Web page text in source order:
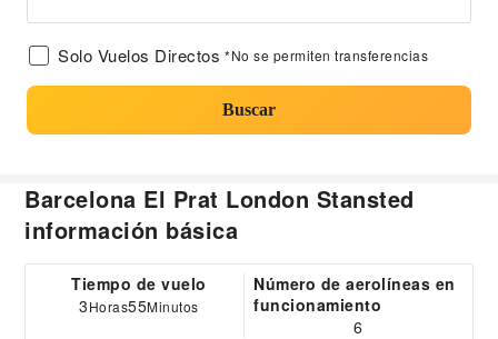
Solo Vuelos Directos *No se permiten transferencias
Buscar
Barcelona El Prat London Stansted
información básica
Tiempo de vuelo
3Horas55Minutos
Número de aerolíneas en
funcionamiento
6